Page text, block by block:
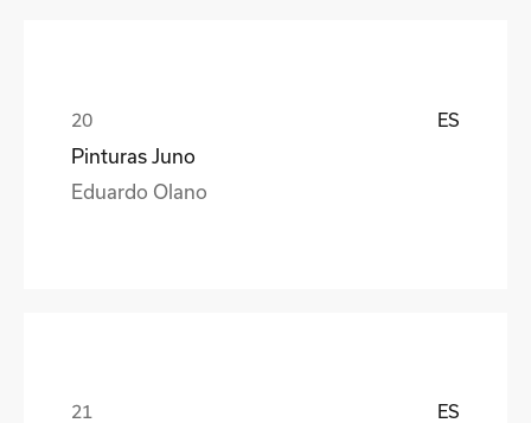
ES
Pinturas Juno
Eduardo Olano
ES